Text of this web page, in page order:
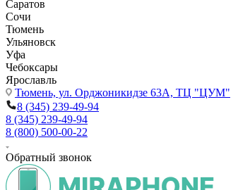
Саратов
Сочи
Тюмень
Ульяновск
Уфа
Чебоксары
Ярославль
Тюмень, ул. Орджоникидзе 63А, ТЦ "ЦУМ"
8 (345) 239-49-94
8 (345) 239-49-94
8 (800) 500-00-22
Обратный звонок